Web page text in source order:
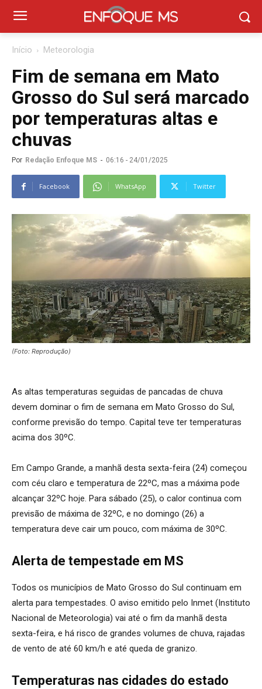
Início Meteorologia
Fim de semana em Mato
Grosso do Sul será marcado
por temperaturas altas e
chuvas
Por Redação Enfoque MS - 06:16 - 24/01/2025
Facebook WhatsApp Twitter
(Foto: Reprodução)
As altas temperaturas seguidas de pancadas de chuva
devem dominar o fim de semana em Mato Grosso do Sul,
conforme previsão do tempo. Capital teve ter temperaturas
acima dos 30ºC.
Em Campo Grande, a manhã desta sexta-feira (24) começou
com céu claro e temperatura de 22ºC, mas a máxima pode
alcançar 32ºC hoje. Para sábado (25), o calor continua com
previsão de máxima de 32ºC, e no domingo (26) a
temperatura deve cair um pouco, com máxima de 30ºC.
Alerta de tempestade em MS
Todos os municípios de Mato Grosso do Sul continuam em
alerta para tempestades. O aviso emitido pelo Inmet (Instituto
Nacional de Meteorologia) vai até o fim da manhã desta
sexta-feira, e há risco de grandes volumes de chuva, rajadas
de vento de até 60 km/h e até queda de granizo.
Temperaturas nas cidades do estado